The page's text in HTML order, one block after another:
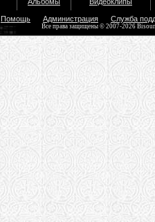
Помощь Администрация Служба
Все права защищены © 2007-2026